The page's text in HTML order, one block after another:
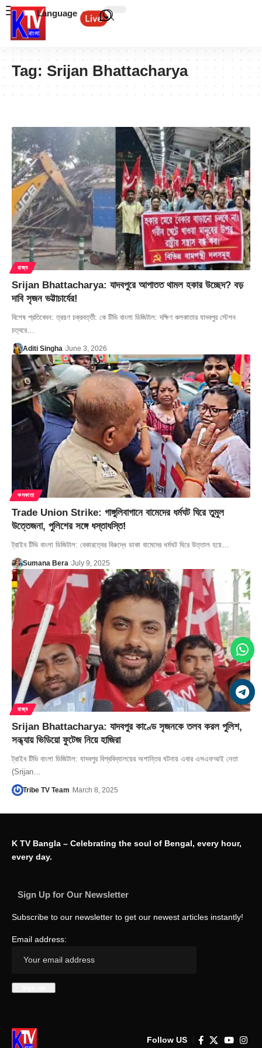
Language
Tag: Srijan Bhattacharya
রাজ্য
Srijan Bhattacharya: যাদবপুরে আপাতত থামল হকার উচ্ছেদ? বড়
দাবি সৃজন ভট্টাচার্যের!
বিশেষ প্রতিবেদন: ত্রয়ণ চক্রবর্ত্তী: কে টিভি বাংলা ডিজিটাল: দক্ষিণ কলকাতার যাদবপুর স্টেশন
চত্বরে…
Aditi Singha June 3, 2026
কলকাতা
Trade Union Strike: গাঙ্গুলিবাগানে বামেদের ধর্মঘট ঘিরে তুমুল
উত্তেজনা, পুলিশের সঙ্গে ধস্তাধস্তি!
ট্রাইব টিভি বাংলা ডিজিটাল: বেকারত্বের বিরুদ্ধে ডাকা বামেদের ধর্মঘট ঘিরে উত্তাল হয়ে…
Sumana Bera July 9, 2025
রাজ্য
Srijan Bhattacharya: যাদবপুর কাণ্ডে সৃজনকে তলব করল পুলিশ,
সন্ধ্যায় ভিডিয়ো ফুটেজ নিয়ে হাজিরা
ট্রাইব টিভি বাংলা ডিজিটাল: যাদবপুর বিশ্ববিদ্যালয়ের অশান্তির ঘটনায় এবার এসএফআই নেতা
(Srijan…
Tribe TV Team March 8, 2025
K TV Bangla – Celebrating the soul of Bengal, every hour,
every day.
Sign Up for Our Newsletter
Subscribe to our newsletter to get our newest articles instantly!
Email address:
Follow US